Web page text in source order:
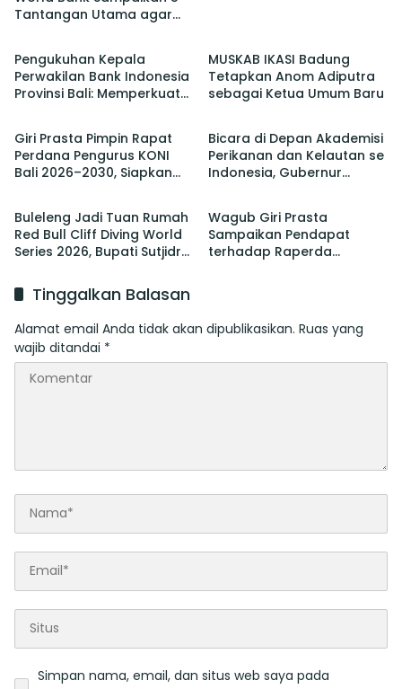
Tantangan Utama agar
Berita
Pengukuhan Kepala
Perwakilan Bank Indonesia
Provinsi Bali: Memperkuat
Pertumbuhan Ekonomi Bali
MUSKAB IKASI Badung
Tetapkan Anom Adiputra
sebagai Ketua Umum Baru
Berita
Giri Prasta Pimpin Rapat
Perdana Pengurus KONI
Bali 2026–2030, Siapkan
Berita
Bicara di Depan Akademisi
Perikanan dan Kelautan se
Indonesia, Gubernur
Berita
Buleleng Jadi Tuan Rumah
Red Bull Cliff Diving World
Series 2026, Bupati Sutjidra:
Wisata Bali Utara
Berita
Wagub Giri Prasta
Sampaikan Pendapat
terhadap Raperda
Tinggalkan Balasan
Alamat email Anda tidak akan dipublikasikan. Ruas yang
wajib ditandai *
Simpan nama, email, dan situs web saya pada